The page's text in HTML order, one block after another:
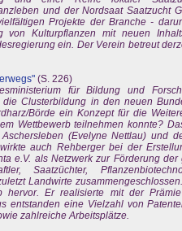
und der Nordsaat Saatzucht
Projekte der Branche -
von Kulturpflanzen mit neuen
ein. Der Verein betreut
(S. 226)
für Bildung und
Clusterbildung in den neuen
Börde ein Konzept für die
Wettbewerb teilnehmen konnte?
Aschersleben (Evelyne Nettlau) und
auch Rehberger bei der
e.V. als Netzwerk zur Förderung
Saatzüchter,
Landwirte
hervor. Er realisierte mit der
entstanden eine Vielzahl von
zahlreiche Arbeitsplätze.